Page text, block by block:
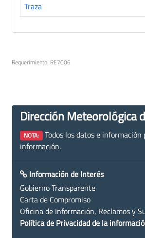
Traza
Requerimiento: RE7006
Dirección Meteorológica
NOTA: Todos los datos e
información.
Información de Interés
Gobierno Transparente
Carta de Compromiso
Oficina de Información, Reclamos y
Política de Privacidad de la